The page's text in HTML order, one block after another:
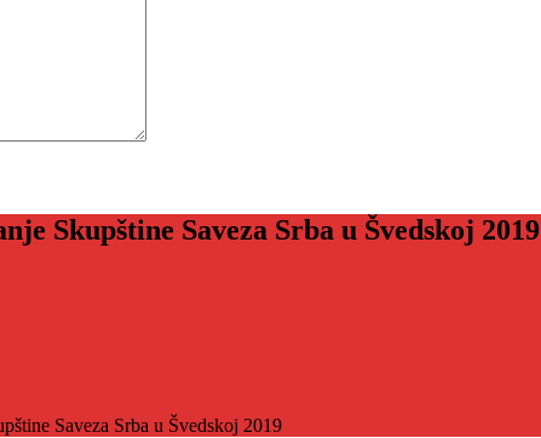
Skupštine Saveza Srba u Švedskoj 2019
Saveza Srba u Švedskoj 2019